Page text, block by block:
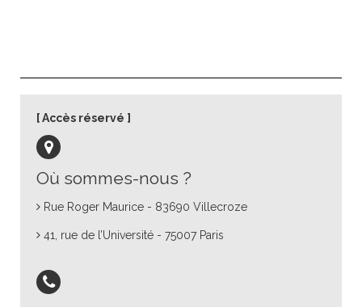
Où sommes-nous ?
Rue Roger Maurice - 83690 Villecroze
41, rue de l’Université - 75007 Paris
Accès réservé